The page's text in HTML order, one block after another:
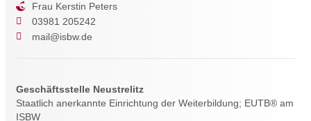
Frau Kerstin Peters
03981 205242
mail@isbw.de
Geschäftsstelle Neustrelitz
Staatlich anerkannte Einrichtung der Weiterbildung; EUTB® am
ISBW